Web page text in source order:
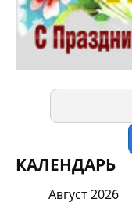
КАЛЕНДАРЬ
Август 2026